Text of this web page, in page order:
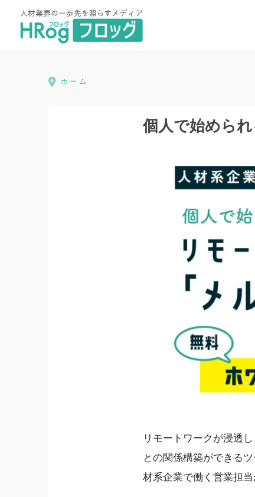
HRog | 人材業界の一歩先を照ら
ホーム
個人で始めら
リモートワークが浸透
との関係構築ができる
材系企業で働く営業担